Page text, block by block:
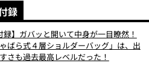
録
録】ガバッと開いて中身が一目瞭然！
ばら式４層ショルダーバッグ」は、出
さも過去最高レベルだった！